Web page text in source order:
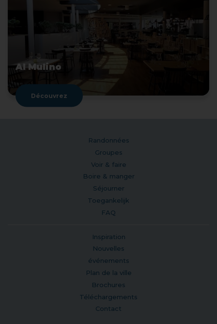
Al Mulino
Découvrez
Randonnées
Groupes
Voir & faire
Boire & manger
Séjourner
Toegankelijk
FAQ
Inspiration
Nouvelles
événements
Plan de la ville
Brochures
Téléchargements
Contact